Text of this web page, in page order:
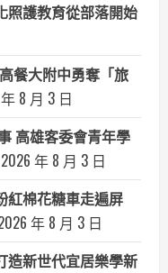
護教育從部落開始
餐大附中勇奪「旅
8 月 3 日
高雄客委會青年學
2026 年 8 月 3 日
紅棉花糖車走遍屏
年 8 月 3 日
新世代宜居樂學新